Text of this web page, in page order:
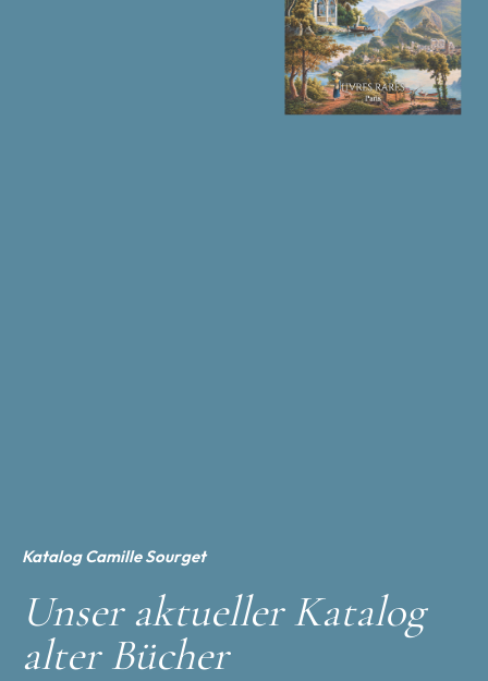
Katalog Camille Sourget
Unser aktueller Katalog
alter Bücher